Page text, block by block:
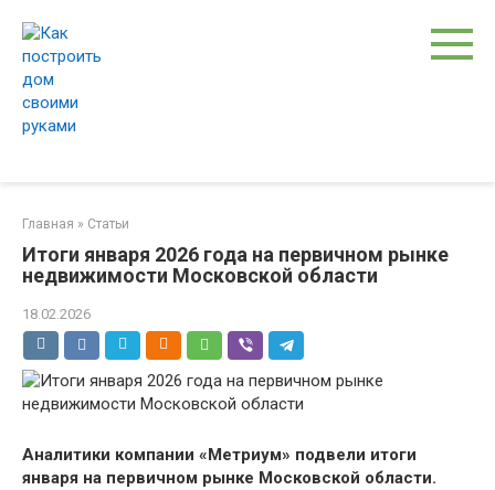
контенту
Главная » Статьи
Итоги января 2026 года на первичном рынке
недвижимости Московской области
18.02.2026
Аналитики компании «Метриум» подвели итоги
января на первичном рынке Московской области.